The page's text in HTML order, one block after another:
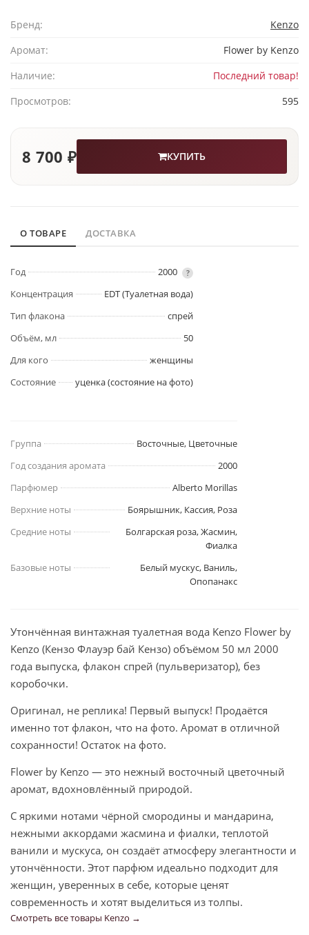
Бренд:
Kenzo
Аромат:
Flower by Kenzo
Наличие:
Последний товар!
Просмотров:
595
8 700 ₽ КУПИТЬ
О ТОВАРЕ ДОСТАВКА
Год 2000 ?
Концентрация
EDT (Туалетная вода)
Тип флакона
спрей
Объём, мл
50
Для кого
женщины
Состояние
уценка (состояние на фото)
Группа
Восточные, Цветочные
Год создания аромата
2000
Парфюмер
Alberto Morillas
Верхние ноты
Боярышник, Кассия, Роза
Средние ноты
Болгарская роза, Жасмин,
Фиалка
Базовые ноты
Белый мускус, Ваниль,
Опопанакс
Утончённая винтажная туалетная вода Kenzo Flower by
Kenzo (Кензо Флауэр бай Кензо) объёмом 50 мл 2000
года выпуска, флакон спрей (пульверизатор), без
коробочки.
Оригинал, не реплика! Первый выпуск! Продаётся
именно тот флакон, что на фото. Аромат в отличной
сохранности! Остаток на фото.
Flower by Kenzo — это нежный восточный цветочный
аромат, вдохновлённый природой.
С яркими нотами чёрной смородины и мандарина,
нежными аккордами жасмина и фиалки, теплотой
ванили и мускуса, он создаёт атмосферу элегантности и
утончённости. Этот парфюм идеально подходит для
женщин, уверенных в себе, которые ценят
современность и хотят выделиться из толпы.
Смотреть все товары Kenzo →